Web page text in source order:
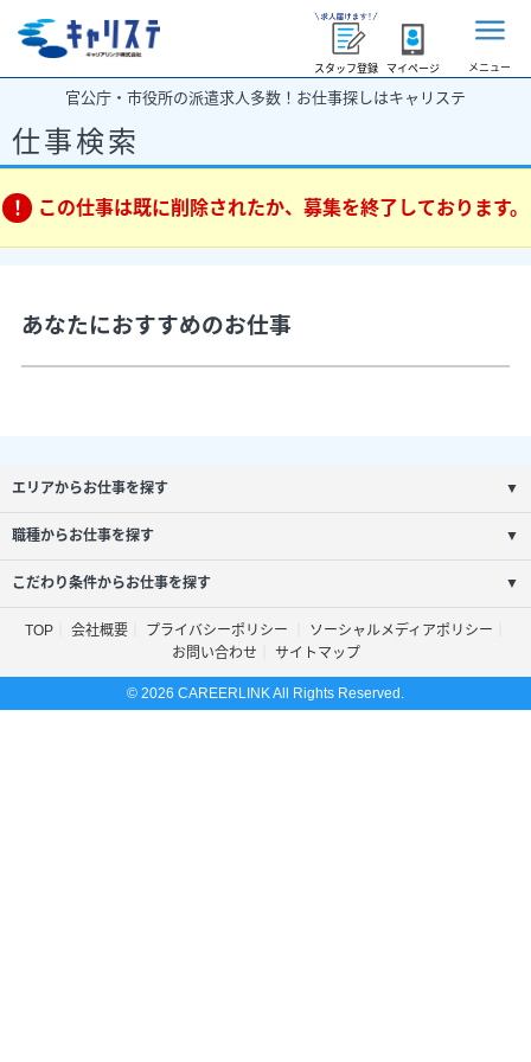
スタッフ登録 マイページ メニュー
官公庁・市役所の派遣求人多数！お仕事探しはキャリステ
仕事検索
この仕事は既に削除されたか、募集を終了しております。
あなたにおすすめのお仕事
エリアからお仕事を探す ▼
職種からお仕事を探す ▼
こだわり条件からお仕事を探す ▼
TOP 会社概要 プライバシーポリシー
ソーシャルメディアポリシー
お問い合わせ
サイトマップ
© 2026 CAREERLINK All Rights Reserved.